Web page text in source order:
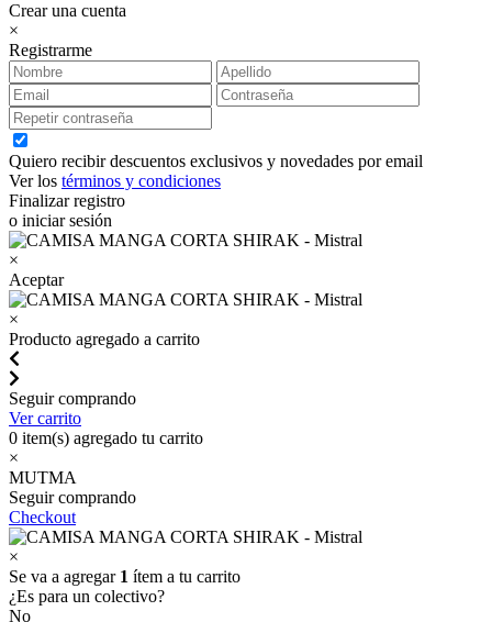
Crear una cuenta
×
Registrarme
Quiero recibir descuentos exclusivos y novedades por email
Ver los términos y condiciones
Finalizar registro
o iniciar sesión
×
Aceptar
×
Producto agregado a carrito
Seguir comprando
Ver carrito
0 item(s) agregado tu carrito
×
MUTMA
Seguir comprando
Checkout
×
Se va a agregar 1 ítem a tu carrito
¿Es para un colectivo?
No